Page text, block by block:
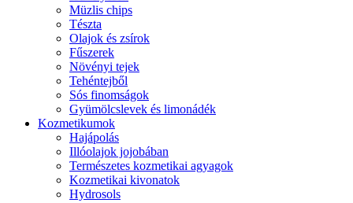
Müzlis chips
Tészta
Olajok és zsírok
Fűszerek
Növényi tejek
Tehéntejből
Sós finomságok
Gyümölcslevek és limonádék
Kozmetikumok
Hajápolás
Illóolajok jojobában
Természetes kozmetikai agyagok
Kozmetikai kivonatok
Hydrosols